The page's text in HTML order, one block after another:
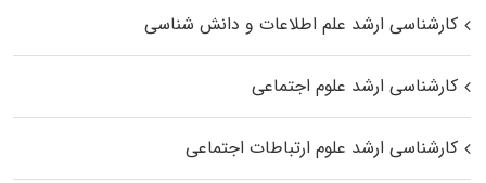
کارشناسی ارشد علم اطلاعات و دانش شناسی
کارشناسی ارشد علوم اجتماعی
کارشناسی ارشد علوم ارتباطات اجتماعی